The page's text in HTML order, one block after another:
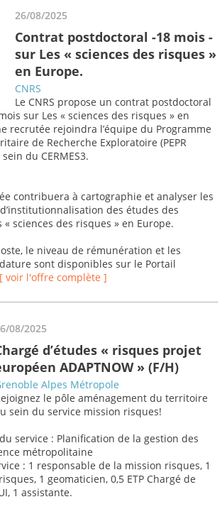
26/08/2025
Contrat postdoctoral -18 mois -
sur Les « sciences des risques »
en Europe.
CNRS
Le CNRS propose un contrat postdoctoral
sur Les « sciences des risques » en
recrutée rejoindra l’équipe du Programme
de Recherche Exploratoire (PEPR
du CERMES3.
contribuera à cartographie et analyser les
des études des
sciences des risques » en Europe.
le niveau de rémunération et les
sont disponibles sur le Portail
[ voir l'offre complète ]
08/2025
d’études « risques projet
ADAPTNOW » (F/H)
Alpes Métropole
le pôle aménagement du territoire
sein du service mission risques!
service : Planification de la gestion des
métropolitaine
: 1 responsable de la mission risques, 1
1 geomaticien, 0,5 ETP Chargé de
1 assistante.